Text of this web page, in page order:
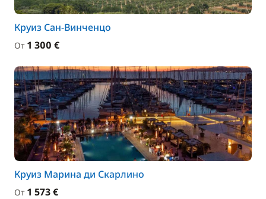
Круиз Сан-Винченцо
От 1 300 €
Круиз Марина ди Скарлино
От 1 573 €